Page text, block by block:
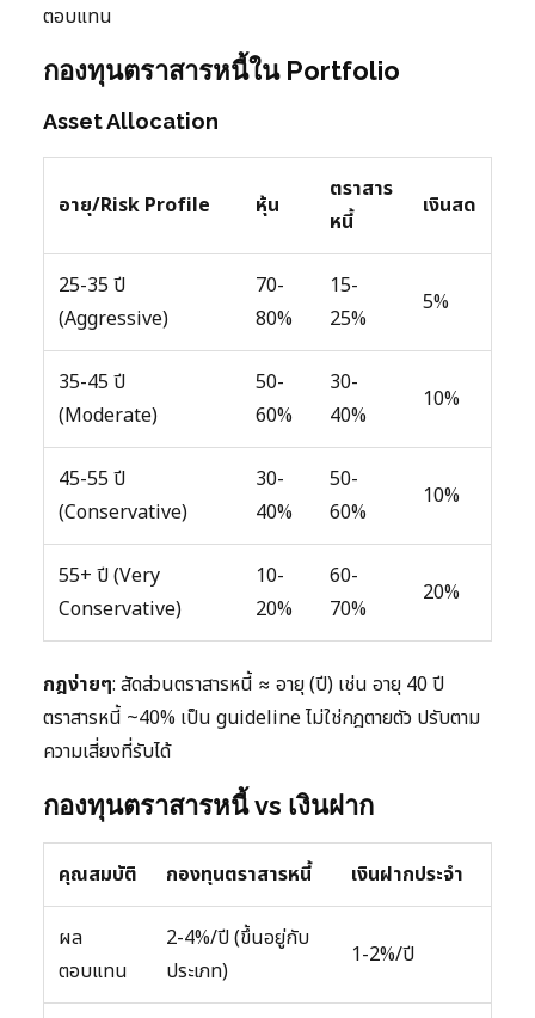
ตอบแทน
กองทุนตราสารหนี้ใน Portfolio
Asset Allocation
อายุ/Risk Profile หุ้น
ตราสาร
หนี้
เงินสด
25-35 ปี
(Aggressive)
70-
80%
15-
25%
5%
35-45 ปี
(Moderate)
50-
60%
30-
40%
10%
45-55 ปี
(Conservative)
30-
40%
50-
60%
10%
55+ ปี (Very
Conservative)
10-
20%
60-
70%
20%
กฎง่ายๆ: สัดส่วนตราสารหนี้ ≈ อายุ (ปี) เช่น อายุ 40 ปี
ตราสารหนี้ ~40% เป็น guideline ไม่ใช่กฎตายตัว ปรับตาม
ความเสี่ยงที่รับได้
กองทุนตราสารหนี้ vs เงินฝาก
คุณสมบัติ กองทุนตราสารหนี้ เงินฝากประจำ
ผล
ตอบแทน
2-4%/ปี (ขึ้นอยู่กับ
ประเภท)
1-2%/ปี